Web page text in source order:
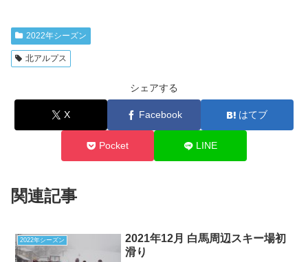
2022年シーズン
北アルプス
シェアする
X Facebook はてブ
Pocket LINE
関連記事
2022年シーズン
2021年12月 白馬周辺スキー場初
滑り